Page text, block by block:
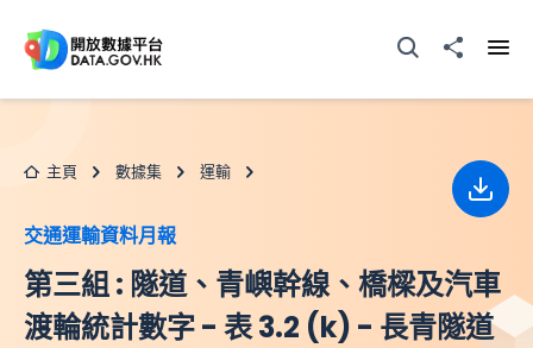
打開搜尋器分享至
主頁 數據集 運輸
交通運輸資料月報
第三組 : 隧道、青嶼幹線、橋樑及汽車
渡輪統計數字 - 表 3.2 (k) - 長青隧道
下載